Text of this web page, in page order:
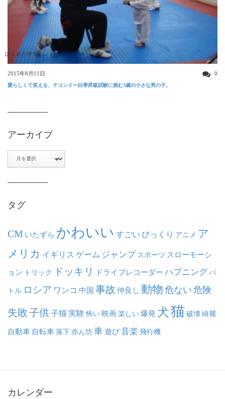
ほんわか映像
2015年8月11日 0
愛らしくて笑える、テコンドー白帯昇級試験に挑む3歳の小さな男の子。
アーカイブ
タグ
CM いたずら かわいい すごい びっくり アニメ ア
メリカ イギリス ゲーム ジャンプ スポーツ スローモーシ
ョン トリック ドッキリ ドライブレコーダー ハプニング バ
トル ロシア ワンコ 中国 事故 仲良し 動物 危ない 危険
失敗子供子猫実験 怖い映画楽しい爆発 犬猫 破壊綺麗
自動車 自転車落下赤ん坊車遊び音楽 飛行機
カレンダー